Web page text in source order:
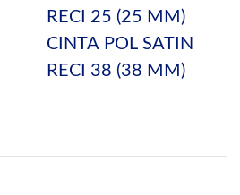
RECI 25 (25 MM)
CINTA POL SATIN
RECI 38 (38 MM)